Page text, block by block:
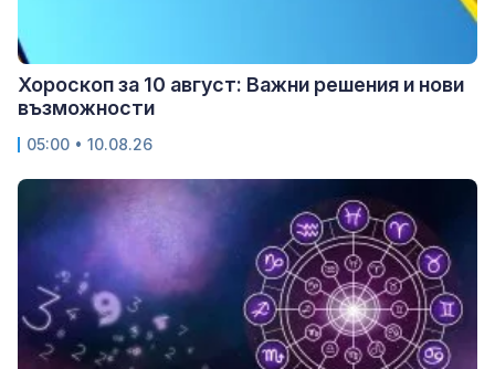
Хороскоп за 10 август: Важни решения и нови
възможности
05:00 • 10.08.26